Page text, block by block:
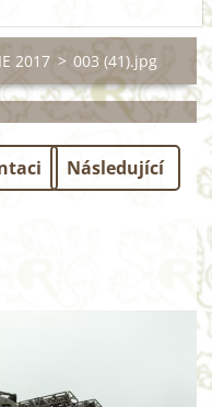
2017 > 003 (41).jpg
Následující